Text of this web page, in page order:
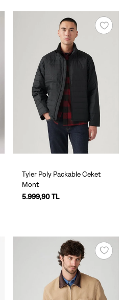
Tyler Poly Packable Ceket
Mont
5.999,90 TL